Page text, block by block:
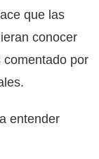
que las
conocer
comentado por
entender